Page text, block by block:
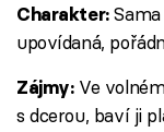
Charakter:Sama
upovídaná,
Zájmy:Ve
s dcerou, baví ji